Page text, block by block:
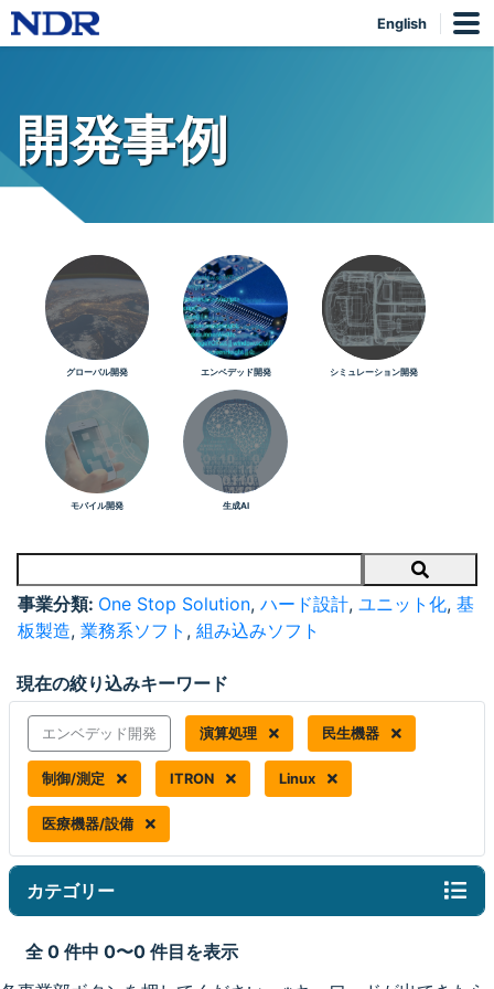
English
開発事例
グローバル開発 エンベデッド開発 シミュレーション開発
モバイル開発 生成AI
Search
事業分類: One Stop Solution, ハード設計, ユニット化, 基
板製造, 業務系ソフト , 組み込みソフト
現在の絞り込みキーワード
エンベデッド開発 演算処理 民生機器
制御/測定 ITRON Linux
医療機器/設備
カテゴリー
全 0 件中 0〜0 件目を表示